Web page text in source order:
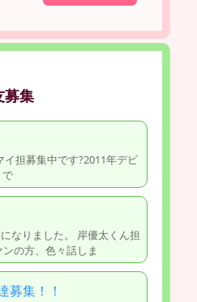
募集
担募集中です?2011年デビ
で
なりました。 岸優太くん担
の方、色々話しま
募集！！